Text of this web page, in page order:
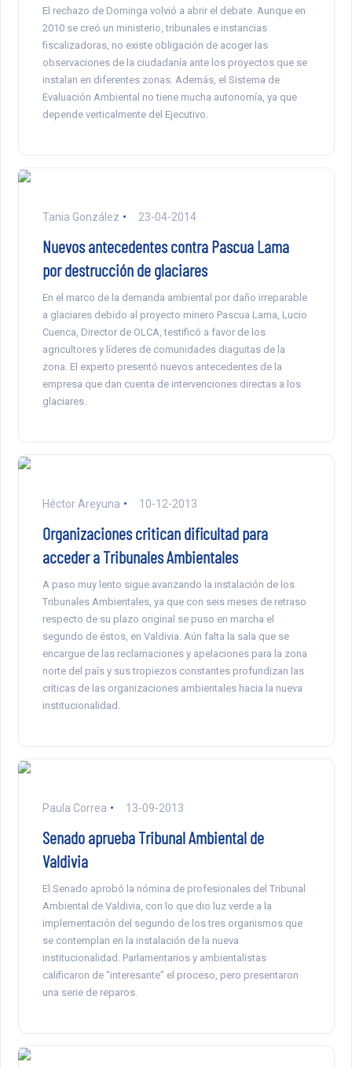
El rechazo de Dominga volvió a abrir el debate. Aunque en
2010 se creó un ministerio, tribunales e instancias
fiscalizadoras, no existe obligación de acoger las
observaciones de la ciudadanía ante los proyectos que se
instalan en diferentes zonas. Además, el Sistema de
Evaluación Ambiental no tiene mucha autonomía, ya que
depende verticalmente del Ejecutivo.
Tania González 23-04-2014
Nuevos antecedentes contra Pascua Lama
por destrucción de glaciares
En el marco de la demanda ambiental por daño irreparable
a glaciares debido al proyecto minero Pascua Lama, Lucio
Cuenca, Director de OLCA, testificó a favor de los
agricultores y líderes de comunidades diaguitas de la
zona. El experto presentó nuevos antecedentes de la
empresa que dan cuenta de intervenciones directas a los
glaciares.
Héctor Areyuna 10-12-2013
Organizaciones critican dificultad para
acceder a Tribunales Ambientales
A paso muy lento sigue avanzando la instalación de los
Tribunales Ambientales, ya que con seis meses de retraso
respecto de su plazo original se puso en marcha el
segundo de éstos, en Valdivia. Aún falta la sala que se
encargue de las reclamaciones y apelaciones para la zona
norte del país y sus tropiezos constantes profundizan las
críticas de las organizaciones ambientales hacia la nueva
institucionalidad.
Paula Correa 13-09-2013
Senado aprueba Tribunal Ambiental de
Valdivia
El Senado aprobó la nómina de profesionales del Tribunal
Ambiental de Valdivia, con lo que dio luz verde a la
implementación del segundo de los tres organismos que
se contemplan en la instalación de la nueva
institucionalidad. Parlamentarios y ambientalistas
calificaron de “interesante” el proceso, pero presentaron
una serie de reparos.